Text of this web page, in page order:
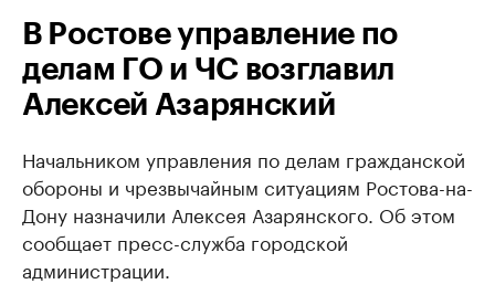
В Ростове управление по
делам ГО и ЧС возглавил
Алексей Азарянский
Начальником управления по делам гражданской
обороны и чрезвычайным ситуациям Ростова-на-
Дону назначили Алексея Азарянского. Об этом
сообщает пресс-служба городской
администрации.